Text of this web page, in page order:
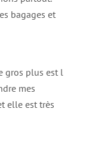
bagages et
gros plus est l
mes
elle est très